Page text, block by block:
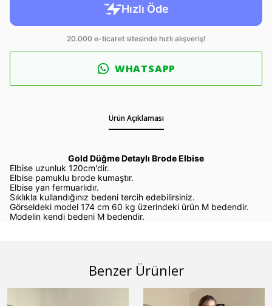
WHATSAPP
Ürün Açıklaması
Gold Düğme Detaylı Brode Elbise
Elbise uzunluk 120cm'dir.
Elbise pamuklu brode kumaştır.
Elbise yan fermuarlıdır.
Sıklıkla kullandığınız bedeni tercih edebilirsiniz.
Görseldeki model 174 cm 60 kg üzerindeki ürün M bedendir.
Modelin kendi bedeni M bedendir.
Benzer Ürünler